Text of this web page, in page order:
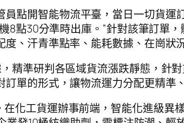
點開智能物流平臺，當日一切貨運
8點30分準時出庫。”針對該筆訂單
、汗青準點率、能耗數據、在崗狀
精準研判各區域貨流漲跌靜態，針
單的形式，讓物流運力分配更精準
化工貨運辦事前端，智能化進級異